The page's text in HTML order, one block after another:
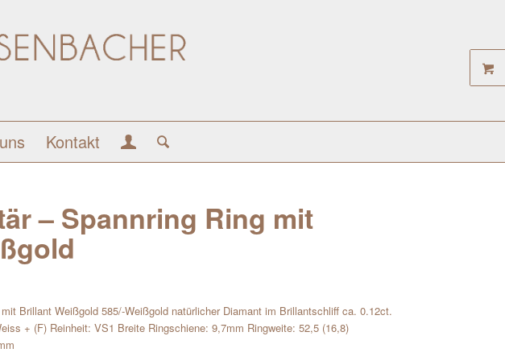
Kontakt
– Spannring Ring mit
Brillant Weißgold 585/-Weißgold natürlicher Diamant im Brillantschliff ca. 0.12ct.
+ (F) Reinheit: VS1 Breite Ringschiene: 9,7mm Ringweite: 52,5 (16,8)